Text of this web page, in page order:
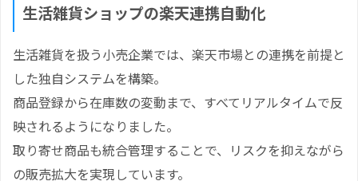
生活雑貨ショップの楽天連携自動化
生活雑貨を扱う小売企業では、楽天市場との連携を前提と
した独自システムを構築。
商品登録から在庫数の変動まで、すべてリアルタイムで反
映されるようになりました。
取り寄せ商品も統合管理することで、リスクを抑えながら
の販売拡大を実現しています。